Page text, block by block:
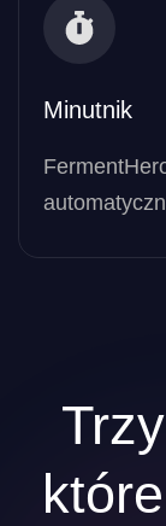
Minutnik
Trzy